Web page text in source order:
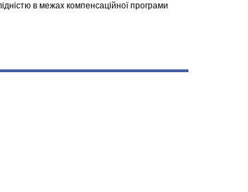
в межах компенсаційної програми